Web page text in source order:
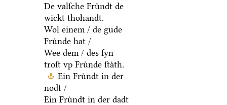
De valſche Fruͤndt de
wickt thohandt.
Wol einem / de gude
Fruͤnde hat /
Wee dem / des ſyn
troſt vp Fruͤnde ſtaͤth.
Ein Fruͤndt in der
nodt /
Ein Fruͤndt in der dadt